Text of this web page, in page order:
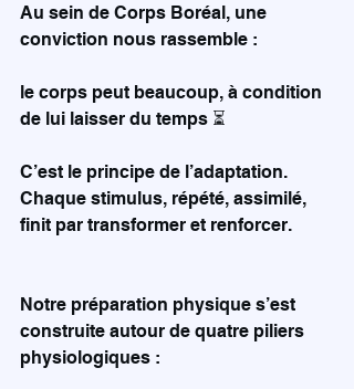
Au sein de Corps Boréal, une
conviction nous rassemble :
le corps peut beaucoup, à condition
de lui laisser du temps ⏳
C’est le principe de l’adaptation.
Chaque stimulus, répété, assimilé,
finit par transformer et renforcer.
Notre préparation physique s’est
construite autour de quatre piliers
physiologiques :